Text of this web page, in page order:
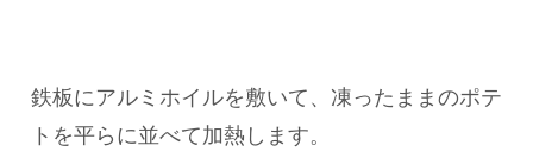
鉄板にアルミホイルを敷いて、凍ったままのポテ
トを平らに並べて加熱します。